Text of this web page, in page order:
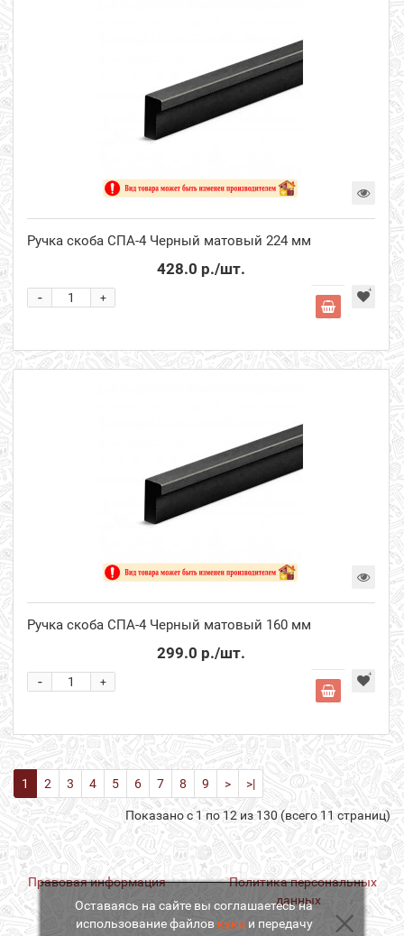
Ручка скоба СПА-4 Черный матовый 224 мм
428.0 р./шт.
+
-
Ручка скоба СПА-4 Черный матовый 160 мм
299.0 р./шт.
+
-
1 2 3 4 5 6 7 8 9 > >|
Показано с 1 по 12 из 130 (всего 11 страниц)
Правовая информация
Политика персональных
данных
Оставаясь на сайте вы соглашаетесь на
использование файлов куки и передачу